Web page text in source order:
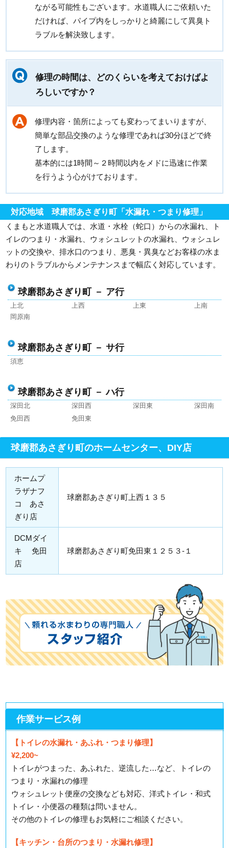
ながる可能性もございます。水道職人にご依頼いた
だければ、パイプ内をしっかりと綺麗にして異臭ト
ラブルを解決致します。
修理の時間は、どのくらいを考えておけばよ
ろしいですか？
修理内容・箇所によっても変わってまいりますが、
簡単な部品交換のような修理であれば30分ほどで終
了します。
基本的には1時間～２時間以内をメドに迅速に作業
を行うよう心がけております。
対応地域 球磨郡あさぎり町「水漏れ・つまり修理」
くまもと水道職人では、水道・水栓（蛇口）からの水漏れ、ト
イレのつまり・水漏れ、ウォシュレットの水漏れ、ウォシュレ
ットの交換や、排水口のつまり、悪臭・異臭などお客様の水ま
わりのトラブルからメンテナンスまで幅広く対応しています。
球磨郡あさぎり町 － ア行
上北 上西 上東
上南
岡原南
球磨郡あさぎり町 － サ行
須恵
球磨郡あさぎり町 － ハ行
深田北 深田西 深田東
深田南
免田西
免田東
球磨郡あさぎり町のホームセンター、DIY店
ホームプ
ラザナフ
コ あさ
ぎり店
球磨郡あさぎり町上西１３５
DCMダイ
キ 免田
店
球磨郡あさぎり町免田東１２５３-１
作業サービス例
【トイレの水漏れ・あふれ・つまり修理】
¥2,200~
トイレがつまった、あふれた、逆流した…など、トイレの
つまり・水漏れの修理
ウォシュレット便座の交換なども対応、洋式トイレ・和式
トイレ・小便器の種類は問いません。
その他のトイレの修理もお気軽にご相談ください。
【キッチン・台所のつまり・水漏れ修理】